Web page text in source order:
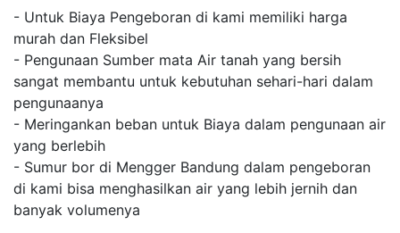
- Untuk Biaya Pengeboran di kami memiliki harga
murah dan Fleksibel
- Pengunaan Sumber mata Air tanah yang bersih
sangat membantu untuk kebutuhan sehari-hari dalam
pengunaanya
- Meringankan beban untuk Biaya dalam pengunaan air
yang berlebih
- Sumur bor di Mengger Bandung dalam pengeboran
di kami bisa menghasilkan air yang lebih jernih dan
banyak volumenya